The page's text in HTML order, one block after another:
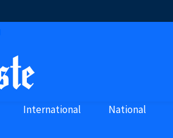
International National